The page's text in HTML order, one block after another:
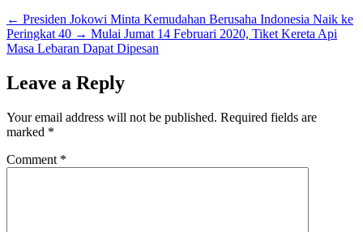
← Presiden Jokowi Minta Kemudahan Berusaha Indonesia Naik ke
Peringkat 40 → Mulai Jumat 14 Februari 2020, Tiket Kereta Api
Masa Lebaran Dapat Dipesan
Leave a Reply
Your email address will not be published. Required fields are
marked *
Comment *